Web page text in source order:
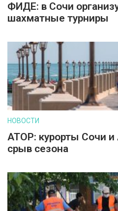
ФИДЕ: в Сочи
шахматные турниры
НОВОСТИ
АТОР: курорты Сочи
срыв сезона